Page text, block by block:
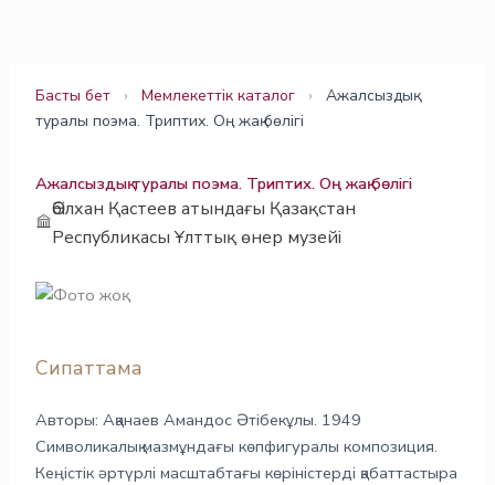
Басты бет › Мемлекеттік каталог ›
Ажалсыздық
туралы поэма. Триптих. Оң жақ бөлігі
Ажалсыздық туралы поэма. Триптих. Оң жақ бөлігі
Әбілхан Қастеев атындағы Қазақстан
Республикасы Ұлттық өнер музейі
Сипаттама
Авторы: Ақанаев Амандос Әтібекұлы. 1949
Символикалық мазмұндағы көпфигуралы композиция.
Кеңістік әртүрлі масштабтағы көріністерді қабаттастыра